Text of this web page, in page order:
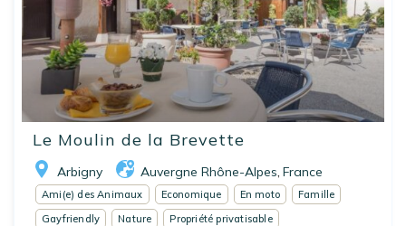
Le Moulin de la Brevette
Arbigny Auvergne Rhône-Alpes France
Ami(e) des Animaux Economique En moto
Famille
Gayfriendly
Nature
Propriété privatisable